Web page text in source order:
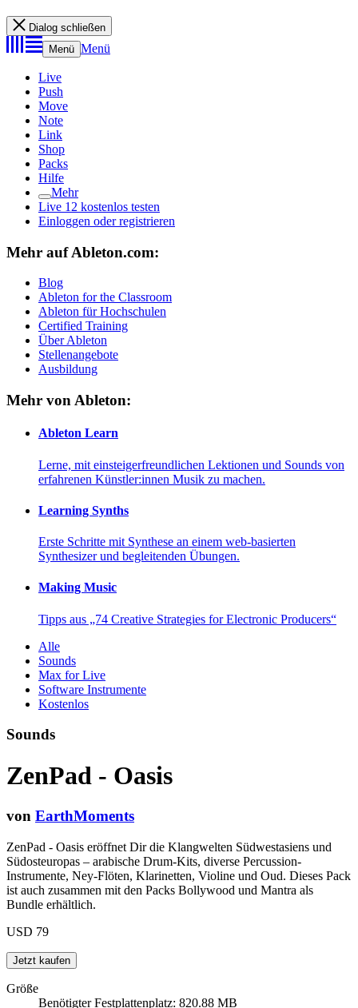
Dialog schließen
Menü Menü
Live
Push
Move
Note
Link
Shop
Packs
Hilfe
Mehr
Live 12 kostenlos testen
Einloggen oder registrieren
Mehr auf Ableton.com:
Blog
Ableton for the Classroom
Ableton für Hochschulen
Certified Training
Über Ableton
Stellenangebote
Ausbildung
Mehr von Ableton:
Ableton Learn
Lerne, mit einsteigerfreundlichen Lektionen und Sounds von
erfahrenen Künstler:innen Musik zu machen.
Learning Synths
Erste Schritte mit Synthese an einem web-basierten
Synthesizer und begleitenden Übungen.
Making Music
Tipps aus „74 Creative Strategies for Electronic Producers“
Alle
Sounds
Max for Live
Software Instrumente
Kostenlos
Sounds
ZenPad - Oasis
von EarthMoments
ZenPad - Oasis eröffnet Dir die Klangwelten Südwestasiens und
Südosteuropas – arabische Drum-Kits, diverse Percussion-
Instrumente, Ney-Flöten, Klarinetten, Violine und Oud. Dieses Pack
ist auch zusammen mit den Packs Bollywood und Mantra als
Bundle erhältlich.
USD 79
Größe
Benötigter Festplattenplatz: 820.88 MB